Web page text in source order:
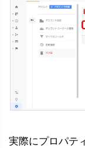
実際にプロパテ